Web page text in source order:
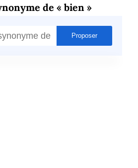
de « bien »